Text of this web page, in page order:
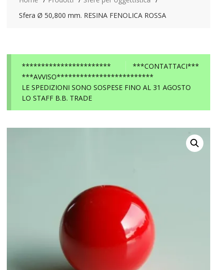
Sfera Ø 50,800 mm. RESINA FENOLICA ROSSA
***CONTATTACI***
***********************
***AVVISO*************************
LE SPEDIZIONI SONO SOSPESE FINO AL 31 AGOSTO
LO STAFF B.B. TRADE